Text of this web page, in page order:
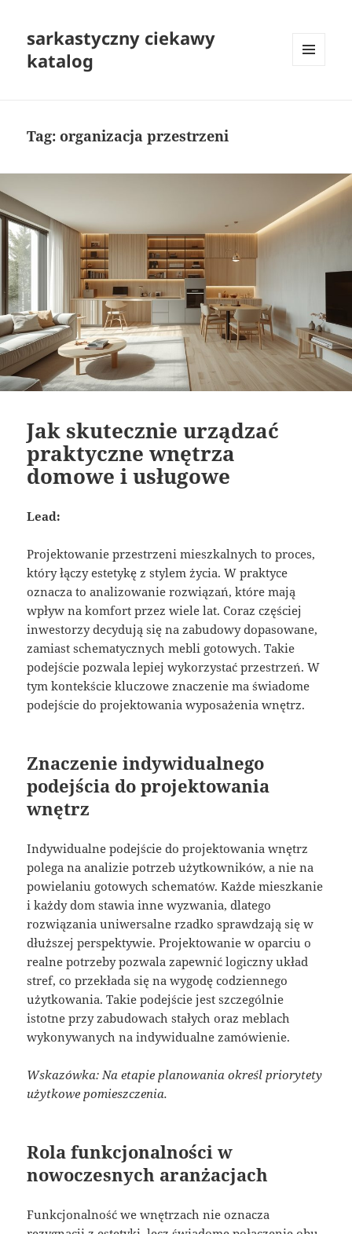
sarkastyczny ciekawy
katalog
Tag:organizacja przestrzeni
Jak skutecznie urządzać
praktyczne wnętrza
domowe i usługowe
Lead:
Projektowanie przestrzeni mieszkalnych to proces,
który łączy estetykę z stylem życia. W praktyce
oznacza to analizowanie rozwiązań, które mają
wpływ na komfort przez wiele lat. Coraz częściej
inwestorzy decydują się na zabudowy dopasowane,
zamiast schematycznych mebli gotowych. Takie
podejście pozwala lepiej wykorzystać przestrzeń. W
tym kontekście kluczowe znaczenie ma świadome
podejście do projektowania wyposażenia wnętrz.
Znaczenie indywidualnego
podejścia do projektowania
wnętrz
Indywidualne podejście do projektowania wnętrz
polega na analizie potrzeb użytkowników, a nie na
powielaniu gotowych schematów. Każde mieszkanie
i każdy dom stawia inne wyzwania, dlatego
rozwiązania uniwersalne rzadko sprawdzają się w
dłuższej perspektywie. Projektowanie w oparciu o
realne potrzeby pozwala zapewnić logiczny układ
stref, co przekłada się na wygodę codziennego
użytkowania. Takie podejście jest szczególnie
istotne przy zabudowach stałych oraz meblach
wykonywanych na indywidualne zamówienie.
Wskazówka: Na etapie planowania określ priorytety
użytkowe pomieszczenia.
Rola funkcjonalności w
nowoczesnych aranżacjach
Funkcjonalność we wnętrzach nie oznacza